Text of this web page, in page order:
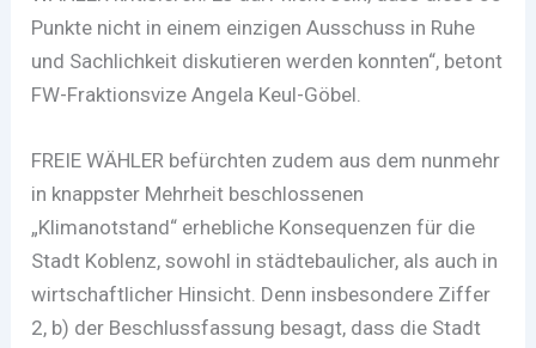
Punkte nicht in einem einzigen Ausschuss in Ruhe
und Sachlichkeit diskutieren werden konnten“, betont
FW-Fraktionsvize Angela Keul-Göbel.
FREIE WÄHLER befürchten zudem aus dem nunmehr
in knappster Mehrheit beschlossenen
„Klimanotstand“ erhebliche Konsequenzen für die
Stadt Koblenz, sowohl in städtebaulicher, als auch in
wirtschaftlicher Hinsicht. Denn insbesondere Ziffer
2, b) der Beschlussfassung besagt, dass die Stadt